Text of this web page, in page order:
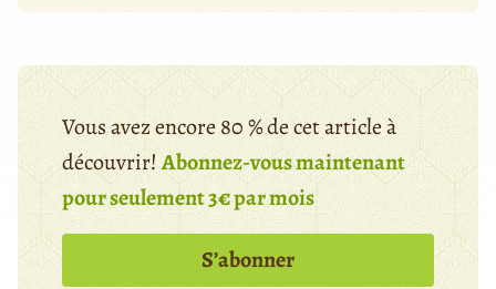
Vous avez encore 80 % de cet article à
découvrir!Abonnez-vous maintenant
pour seulement 3€ par mois
S’abonner